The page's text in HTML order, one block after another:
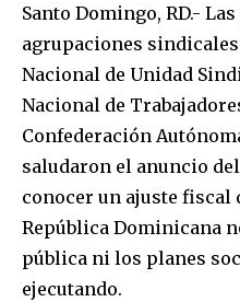
Santo Domingo, RD.-
agrupaciones
Nacional de Unidad
Nacional de
Confederación
saludaron el anuncio
conocer un ajuste fiscal
República Dominicana
pública ni los planes
ejecutando.